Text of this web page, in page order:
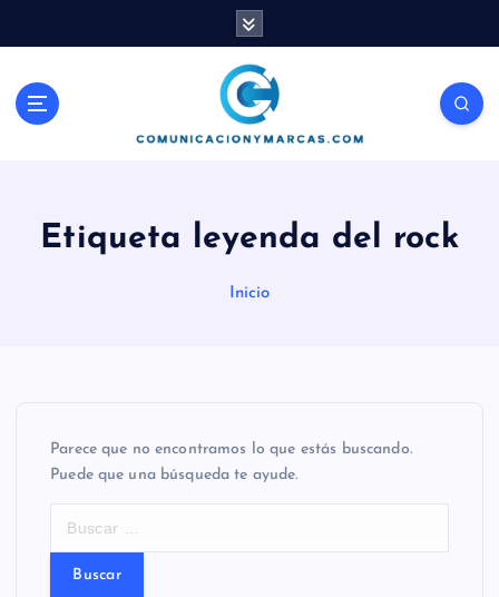
Comunicación, Marketing y Ventas
Etiqueta leyenda del rock
Inicio
Parece que no encontramos lo que estás buscando.
Puede que una búsqueda te ayude.